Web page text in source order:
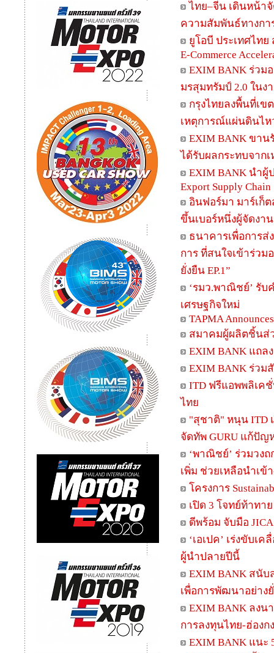
ไทย–จีน เดินหน้าจั
ความสัมพันธ์ทางกา
ยูโอบี ประเทศไท
E-Commerce
EXIM BANK ร่วม
มรสุมทรัมป์ 2.0 ในง
กรุงไทยลงพื้นที่เข
เหตุการณ์แผ่นดินไห
EXIM BANK ขา
ได้รับผลกระทบจาก
EXIM BANK นำผู้
Export Supply Chain
อินฟอร์มา มาร์เก็ต
ขึ้นเบอร์หนึ่งผู้จัดงา
ธนาคารเพื่อการส่
การ ที่สนใจเข้าร่วม
ยั่งยืน EP.1”
‘รมว.พาณิชย์’ รับ
เศรษฐกิจใหม่
TAPMA
สมาคมผู้ผลิตชิ้นส่ว
EXIM BANK แถล
EXIM BANK ร่ว
ITD ฟรีแอพพลิเคชั่
ไทย
"สุชาติ" หนุน ITD เ
จัดทัพ GURU แก้ปั
‘พาณิชย์’ ร่วมวง
เพิ่ม ช่วยเหลือนำเข้
โครงการ
เปิด 3 โจทย์ท้าท
ดีพร้อม จับมือ
‘เอเปค’ เร่งขับเ
ผู้นำปลายปีนี้
EXIM BANK สนับ
เพื่อการพัฒนาอย่าง
EXIM BANK ลง
การลงทุนไทย-ฮ่องกง
EXIM BANK แนะ